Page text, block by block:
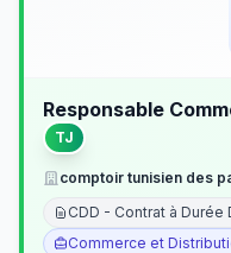
Responsable
TJ
comptoir tunisien des
CDD - Contrat à Durée
Commerce et